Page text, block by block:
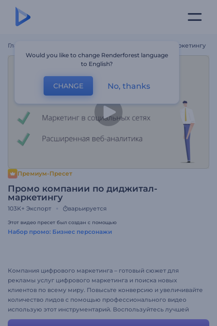
Главная Промо Компании По Диджитал-Маркетингу
Премиум-Пресет
Промо компании по диджитал-
маркетингу
103K+ Экспорт варьируется
Этот видео пресет был создан с помощью
Набор промо: Бизнес персонажи
Компания цифрового маркетинга – готовый сюжет для
рекламы услуг цифрового маркетинга и поиска новых
клиентов по всему миру. Повысьте конверсию и увеличивайте
количество лидов с помощью профессионального видео
использую этот инструментарий. Воспользуйтесь лучшей
рекламой для бизнеса уже сегодня!
Would you like to change Renderforest language
to English?
CHANGE No, thanks